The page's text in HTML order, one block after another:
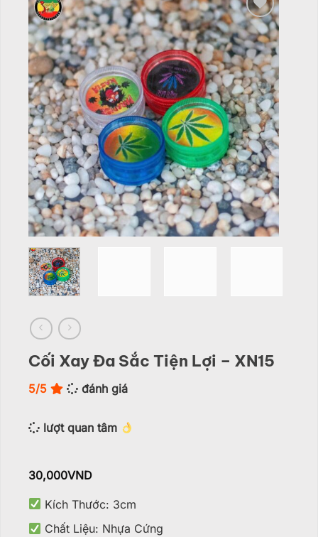
Add to
wishlist
Cối Xay Đa Sắc Tiện Lợi – XN15
5/5 đánh giá
lượt quan tâm
30,000VND
Kích Thước: 3cm
Chất Liệu: Nhựa Cứng